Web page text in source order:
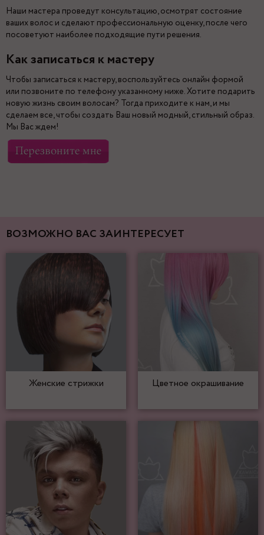
Наши мастера проведут консультацию, осмотрят состояние
ваших волос и сделают профессиональную оценку, после чего
посоветуют наиболее подходящие пути решения.
Как записаться к мастеру
Чтобы записаться к мастеру, воспользуйтесь онлайн формой
или позвоните по телефону указанному ниже. Хотите подарить
новую жизнь своим волосам? Тогда приходите к нам, и мы
сделаем все, чтобы создать Ваш новый модный, стильный образ.
Мы Вас ждем!
ВОЗМОЖНО ВАС ЗАИНТЕРЕСУЕТ
Женские стрижки Цветное окрашивание